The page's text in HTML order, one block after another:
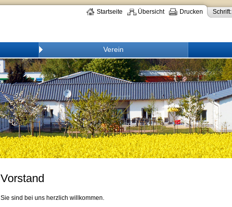
Schrift:
Startseite Übersicht Drucken
Verein
Vorstand
Sie sind bei uns herzlich willkommen.